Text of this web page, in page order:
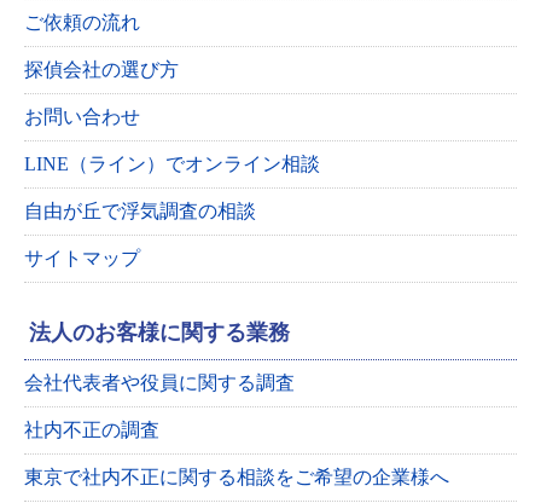
ご依頼の流れ
探偵会社の選び方
お問い合わせ
LINE（ライン）でオンライン相談
自由が丘で浮気調査の相談
サイトマップ
法人のお客様に関する業務
会社代表者や役員に関する調査
社内不正の調査
東京で社内不正に関する相談をご希望の企業様へ